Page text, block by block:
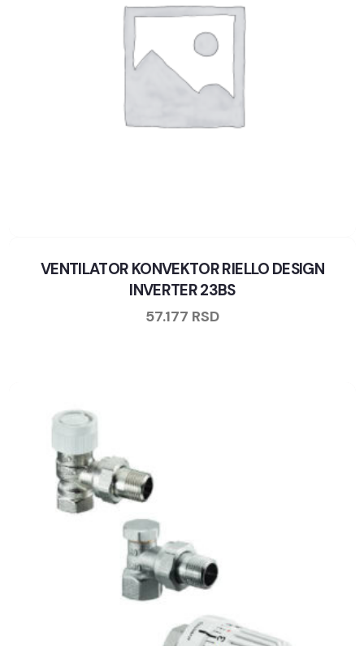
VENTILATOR KONVEKTOR RIELLO DESIGN
INVERTER 23BS
57.177 RSD